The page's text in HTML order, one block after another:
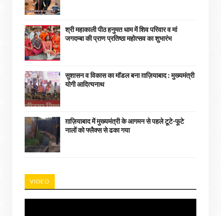
श्री महाकाली पीठ हनुमत धाम में शिव परिवार व मां
जगदम्बा की प्राण प्रतिष्ठा महोत्सव का शुभारंभ
सुशासन व विकास का मॉडल बना ग़ाज़ियाबाद : ​मुख्यमंत्री
योगी आदित्यनाथ
ग़ाज़ियाबाद में मुख्यमंत्री के आगमन से पहले टूटे-फूटे
नालों को फ्लैक्स से ढका गया
VIDEO